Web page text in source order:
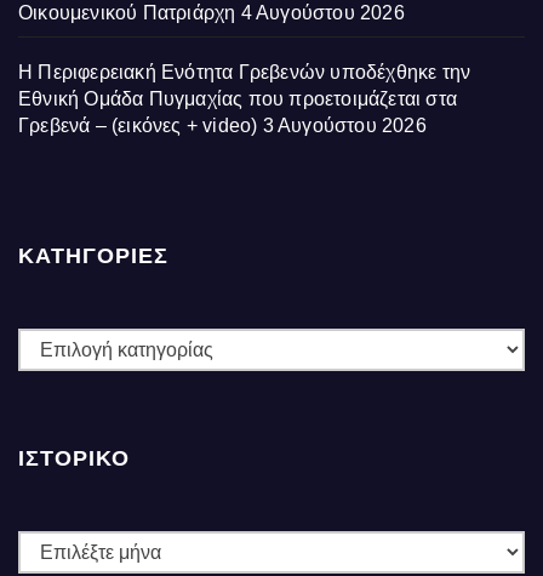
Οικουμενικού Πατριάρχη 4 Αυγούστου 2026
Η Περιφερειακή Ενότητα Γρεβενών υποδέχθηκε την
Εθνική Ομάδα Πυγμαχίας που προετοιμάζεται στα
Γρεβενά – (εικόνες + video) 3 Αυγούστου 2026
ΚΑΤΗΓΟΡΙΕΣ
ΚΑΤΗΓΟΡΙΕΣ
ΙΣΤΟΡΙΚΌ
Ιστορικό